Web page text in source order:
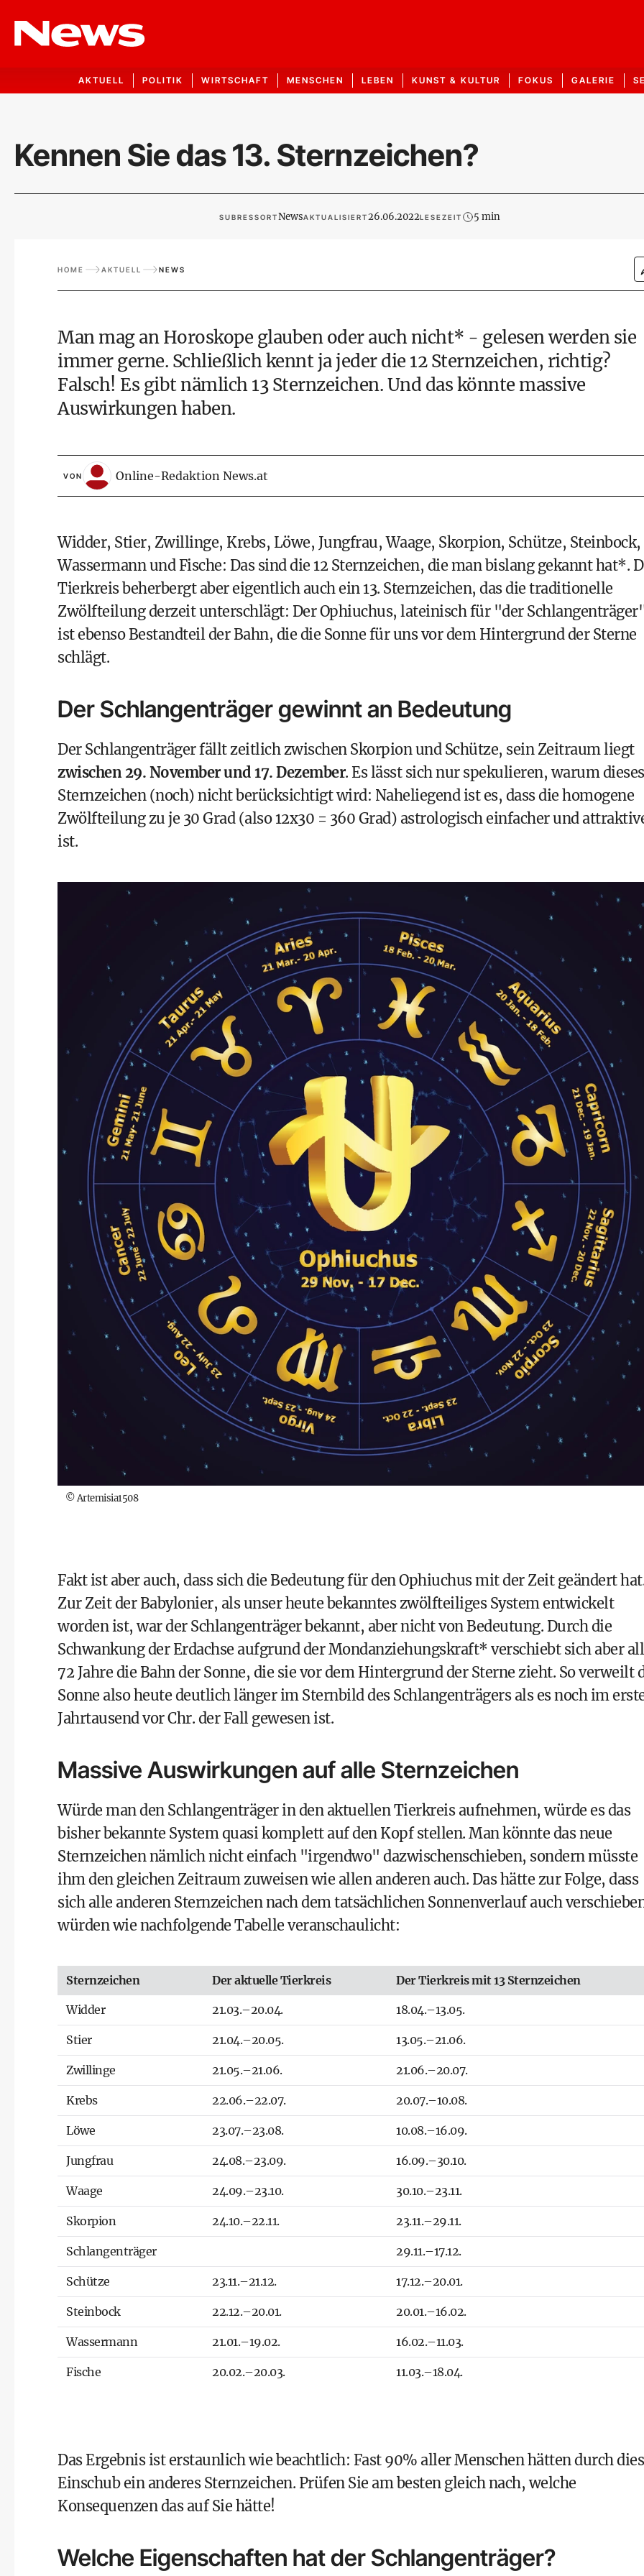
AKTUELL POLITIK WIRTSCHAFT MENSCHEN LEBEN KUNST & KULTUR FOKUS GALERIE
Kennen Sie das 13. Sternzeichen?
SUBRESSORTNewsAKTUALISIERT26.06.2022LESEZEIT 5 min
HOME AKTUELL NEWS
Man magan Horoskope glauben oder auch nicht* - gelesen werden sie
immer gerne. Schließlich kennt ja jeder die 12 Sternzeichen, richtig?
Falsch! Es gibt nämlich 13 Sternzeichen. Und das könnte massive
Auswirkungen haben.
VON Online-Redaktion News.at
Widder, Stier, Zwillinge, Krebs, Löwe, Jungfrau, Waage, Skorpion, Schütze, Steinbock,
Wassermann und Fische: Das sind die 12 Sternzeichen, die man bislang gekannt hat*.
Tierkreis beherbergt aber eigentlich auch ein 13. Sternzeichen, das die traditionelle
Zwölfteilung derzeit unterschlägt: Der Ophiuchus, lateinisch für "der
ist ebenso Bestandteil der Bahn, die die Sonne für uns vor dem Hintergrund der Sterne
schlägt.
Der Schlangenträger gewinnt an Bedeutung
Der Schlangenträger fällt zeitlich zwischen Skorpion und Schütze, sein Zeitraum liegt
zwischen 29. November und 17. Dezember. Es lässt sich nur spekulieren, warum dieses
Sternzeichen (noch) nicht berücksichtigt wird: Naheliegend ist es, dass die homogene
Zwölfteilung zu je 30 Grad (also 12x30 = 360 Grad) astrologisch einfacher und
ist.
©Artemisia1508
Fakt ist aber auch, dass sich die Bedeutung für den Ophiuchus mit der Zeit geändert
Zur Zeit der Babylonier, als unser heute bekanntes zwölfteiliges System entwickelt
worden ist, war der Schlangenträger bekannt, aber nicht von Bedeutung. Durch die
Schwankung der Erdachse aufgrund der Mondanziehungskraft* verschiebt sich aber
72 Jahre die Bahn der Sonne, die sie vor dem Hintergrund der Sterne zieht. So verweilt
Sonne also heute deutlich länger im Sternbild des Schlangenträgers als es noch im
Jahrtausend vor Chr. der Fall gewesen ist.
Massive Auswirkungen auf alle Sternzeichen
Würde man den Schlangenträger in den aktuellen Tierkreis aufnehmen, würde es das
bisher bekannte System quasi komplett auf den Kopf stellen. Man könnte das neue
Sternzeichen nämlich nicht einfach "irgendwo" dazwischenschieben, sondern müsste
ihm den gleichen Zeitraum zuweisen wie allen anderen auch. Das hätte zur Folge, dass
sich alle anderen Sternzeichen nach dem tatsächlichen Sonnenverlauf auch
würden wie nachfolgende Tabelle veranschaulicht:
Sternzeichen Der aktuelle Tierkreis Der Tierkreis mit 13 Sternzeichen
Widder 21.03.–20.04. 18.04.–13.05.
Stier 21.04.–20.05. 13.05.–21.06.
Zwillinge 21.05.–21.06. 21.06.–20.07.
Krebs 22.06.–22.07. 20.07.–10.08.
Löwe 23.07.–23.08. 10.08.–16.09.
Jungfrau 24.08.–23.09. 16.09.–30.10.
Waage 24.09.–23.10. 30.10.–23.11.
Skorpion 24.10.–22.11. 23.11.–29.11.
Schlangenträger 29.11.–17.12.
Schütze 23.11.–21.12. 17.12.–20.01.
Steinbock 22.12.–20.01. 20.01.–16.02.
Wassermann 21.01.–19.02. 16.02.–11.03.
Fische 20.02.–20.03. 11.03.–18.04.
Das Ergebnis ist erstaunlich wie beachtlich: Fast 90% aller Menschen hätten durch
Einschub ein anderes Sternzeichen. Prüfen Sie am besten gleich nach, welche
Konsequenzen das auf Sie hätte!
Welche Eigenschaften hat der Schlangenträger?